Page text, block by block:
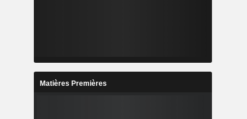
Matières Premières